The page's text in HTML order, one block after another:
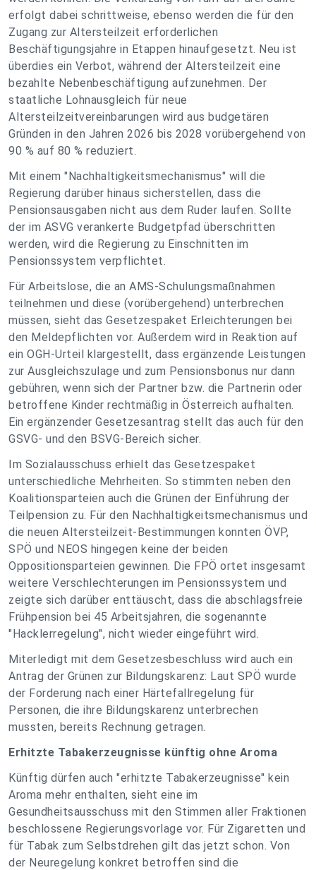
erfolgt dabei schrittweise, ebenso werden die für den
Zugang zur Altersteilzeit erforderlichen
Beschäftigungsjahre in Etappen hinaufgesetzt. Neu ist
überdies ein Verbot, während der Altersteilzeit eine
bezahlte Nebenbeschäftigung aufzunehmen. Der
staatliche Lohnausgleich für neue
Altersteilzeitvereinbarungen wird aus budgetären
Gründen in den Jahren 2026 bis 2028 vorübergehend von
90 % auf 80 % reduziert.
Mit einem "Nachhaltigkeitsmechanismus" will die
Regierung darüber hinaus sicherstellen, dass die
Pensionsausgaben nicht aus dem Ruder laufen. Sollte
der im ASVG verankerte Budgetpfad überschritten
werden, wird die Regierung zu Einschnitten im
Pensionssystem verpflichtet.
Für Arbeitslose, die an AMS-Schulungsmaßnahmen
teilnehmen und diese (vorübergehend) unterbrechen
müssen, sieht das Gesetzespaket Erleichterungen bei
den Meldepflichten vor. Außerdem wird in Reaktion auf
ein OGH-Urteil klargestellt, dass ergänzende Leistungen
zur Ausgleichszulage und zum Pensionsbonus nur dann
gebühren, wenn sich der Partner bzw. die Partnerin oder
betroffene Kinder rechtmäßig in Österreich aufhalten.
Ein ergänzender Gesetzesantrag stellt das auch für den
GSVG- und den BSVG-Bereich sicher.
Im Sozialausschuss erhielt das Gesetzespaket
unterschiedliche Mehrheiten. So stimmten neben den
Koalitionsparteien auch die Grünen der Einführung der
Teilpension zu. Für den Nachhaltigkeitsmechanismus und
die neuen Altersteilzeit-Bestimmungen konnten ÖVP,
SPÖ und NEOS hingegen keine der beiden
Oppositionsparteien gewinnen. Die FPÖ ortet insgesamt
weitere Verschlechterungen im Pensionssystem und
zeigte sich darüber enttäuscht, dass die abschlagsfreie
Frühpension bei 45 Arbeitsjahren, die sogenannte
"Hacklerregelung", nicht wieder eingeführt wird.
Miterledigt mit dem Gesetzesbeschluss wird auch ein
Antrag der Grünen zur Bildungskarenz: Laut SPÖ wurde
der Forderung nach einer Härtefallregelung für
Personen, die ihre Bildungskarenz unterbrechen
mussten, bereits Rechnung getragen.
Erhitzte Tabakerzeugnisse künftig ohne Aroma
Künftig dürfen auch "erhitzte Tabakerzeugnisse" kein
Aroma mehr enthalten, sieht eine im
Gesundheitsausschuss mit den Stimmen aller Fraktionen
beschlossene Regierungsvorlage vor. Für Zigaretten und
für Tabak zum Selbstdrehen gilt das jetzt schon. Von
der Neuregelung konkret betroffen sind die